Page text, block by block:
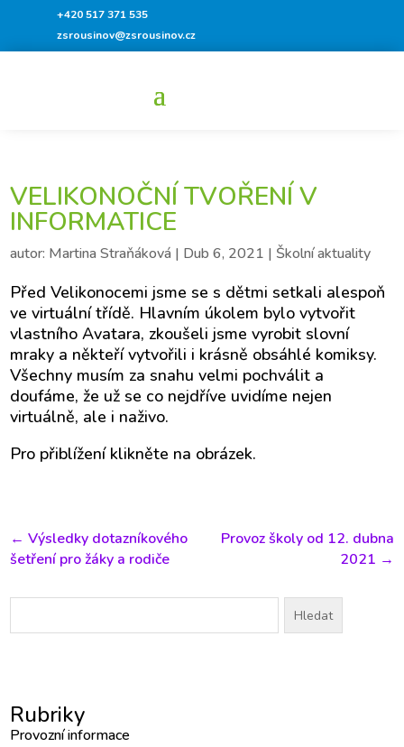
+420 517 371 535
zsrousinov@zsrousinov.cz
VELIKONOČNÍ TVOŘENÍ V
INFORMATICE
autor: Martina Straňáková | Dub 6, 2021 | Školní aktuality
Před Velikonocemi jsme se s dětmi setkali alespoň
ve virtuální třídě. Hlavním úkolem bylo vytvořit
vlastního Avatara, zkoušeli jsme vyrobit slovní
mraky a někteří vytvořili i krásně obsáhlé komiksy.
Všechny musím za snahu velmi pochválit a
doufáme, že už se co nejdříve uvidíme nejen
virtuálně, ale i naživo.
Pro přiblížení klikněte na obrázek.
←Výsledky dotazníkového
šetření pro žáky a rodiče
Provoz školy od 12. dubna
2021 →
Vyhledávání
Rubriky
Provozní informace